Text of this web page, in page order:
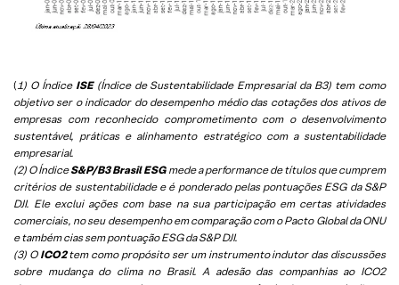
( 1) O Índice ISE(Índice de Sustentabilidade Empresarial da B3) tem como
objetivo ser o indicador do desempenho médio das cotações dos ativos de
empresas com reconhecido comprometimento com o desenvolvimento
sustentável, práticas e alinhamento estratégico com a sustentabilidade
empresarial.
(2) O ÍndiceS&P/B3 Brasil ESGmede a performance de títulos que cumprem
critérios de sustentabilidade e é ponderado pelas pontuações ESG da S&P
DJI. Ele exclui ações com base na sua participação em certas atividades
comerciais, no seu desempenho em comparação com o Pacto Global da ONU
e também cias sem pontuação ESG da S&P DJI.
(3) O ICO2tem como propósito ser um instrumento indutor das discussões
sobre mudança do clima no Brasil. A adesão das companhias ao ICO2